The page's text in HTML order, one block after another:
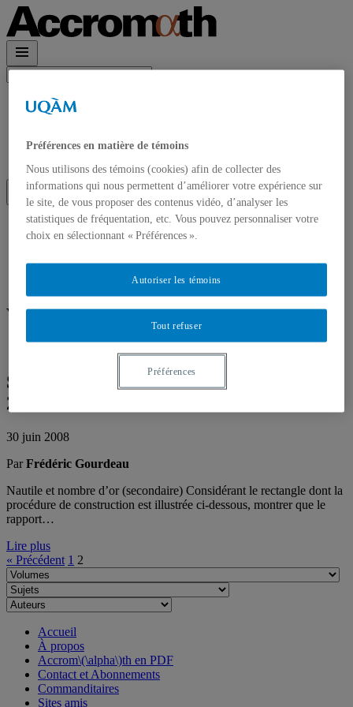
Rechercher :
Accueil
À propos
Contact et Abonnements
Accueil
À propos
Contact et Abonnements
Abonnement à l’infolettre
Volume :Volume 3.2 – été-automne 2008
Section problèmes : Vol. 3, été-automne
2008
30 juin 2008
ParFrédéric Gourdeau
Nautile et nombre d’or (secondaire) Considérant le rectangle dont la
procédure de construction est illustrée ci-dessous, montrer que le
rapport…
Lire plus
« Précédent 1 2
Accueil
À propos
Accrom\(\alpha\)th en PDF
Contact et Abonnements
Commanditaires
Sites amis
Préférences en matière de témoins
Nous utilisons des témoins (cookies) afin de collecter des
informations qui nous permettent d’améliorer votre expérience sur
le site, de vous proposer des contenus vidéo, d’analyser les
statistiques de fréquentation, etc. Vous pouvez personnaliser votre
choix en sélectionnant « Préférences ».
Tout refuser
Autoriser les témoins
Préférences